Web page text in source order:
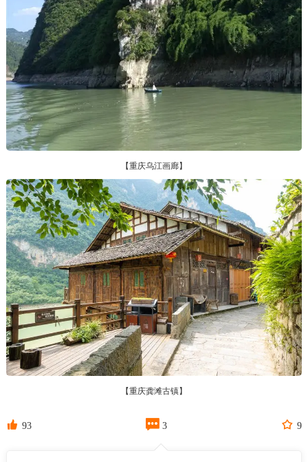
【重庆乌江画廊】
【重庆龚滩古镇】
 93  3  9